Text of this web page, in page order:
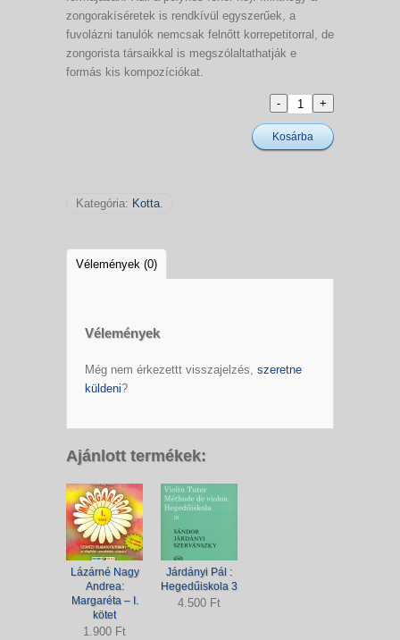
zongorakíséretek is rendkívül egyszerűek, a
fuvolázni tanulók nemcsak felnőtt korrepetitorral, de
zongorista társaikkal is megszólaltathatják e
formás kis kompozíciókat.
Kosárba
Kategória: Kotta.
Vélemények (0)
Vélemények
Még nem érkezettt visszajelzés, szeretne
küldeni?
Ajánlott termékek:
Lázárné Nagy
Andrea:
Margaréta – I.
kötet
1.900 Ft
Járdányi Pál :
Hegedűiskola 3
4.500 Ft